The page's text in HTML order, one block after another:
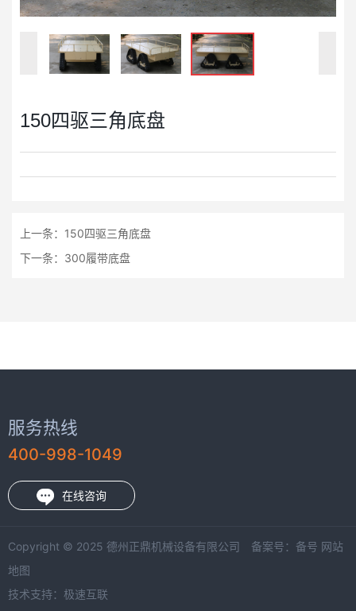
150四驱三角底盘
上一条： 150四驱三角底盘
下一条： 300履带底盘
服务热线
400-998-1049
在线咨询
Copyright © 2025 德州正鼎机械设备有限公司 备案号： 备号 网站
地图
技术支持： 极速互联